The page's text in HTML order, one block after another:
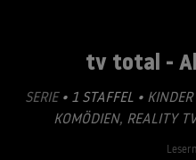
tv total -
SERIE • 1 STAFFEL •
KOMÖDIEN, REALITY TV